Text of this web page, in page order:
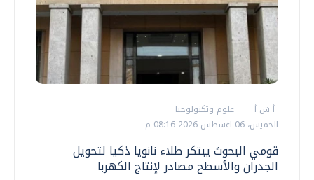
أ ش أ
علوم وتكنولوجيا
الخميس، 06 اغسطس 2026 08:16 م
قومي البحوث يبتكر طلاء نانويا ذكيا لتحويل
الجدران والأسطح مصادر لإنتاج الكهربا